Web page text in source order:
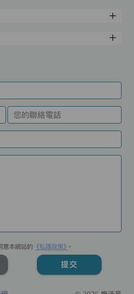
您的聯絡電話
意本網站的 《私隱政策》 。
提交